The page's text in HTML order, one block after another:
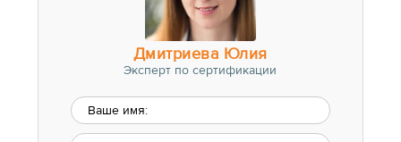
Дмитриева Юлия
Эксперт по сертификации